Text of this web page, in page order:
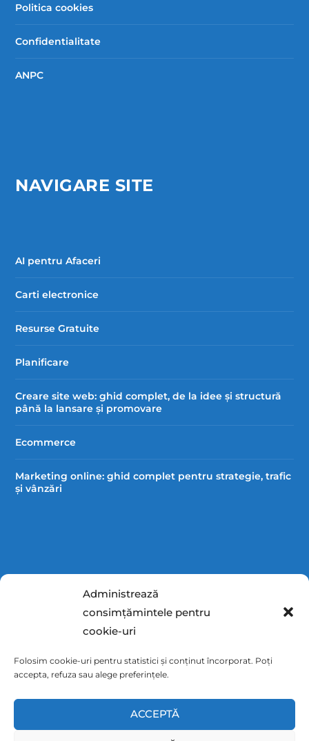
Administrează
consimțămintele pentru
cookie-uri
Folosim cookie-uri pentru statistici și conținut încorporat. Poți
accepta, refuza sau alege preferințele.
ACCEPTĂ
Politica cookies
Confidentialitate
ANPC
NAVIGARE SITE
AI pentru Afaceri
Carti electronice
Resurse Gratuite
Planificare
Creare site web: ghid complet, de la idee și structură
până la lansare și promovare
Ecommerce
Marketing online: ghid complet pentru strategie, trafic
și vânzări
DATE CONTACT
0727359797
info@afaceri.net
Str. Bibescu, nr 50A, Craiova